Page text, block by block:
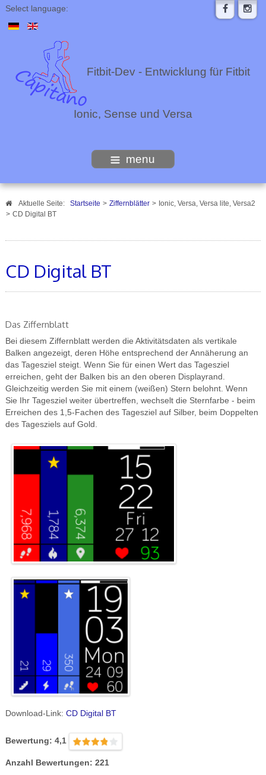
Select language:
Fitbit-Dev - Entwicklung für Fitbit
Ionic, Sense und Versa
menu
Aktuelle Seite: Startseite > Ziffernblätter > Ionic, Versa, Versa lite, Versa2
> CD Digital BT
CD Digital BT
Das Ziffernblatt
Bei diesem Ziffernblatt werden die Aktivitätsdaten als vertikale
Balken angezeigt, deren Höhe entsprechend der Annäherung an
das Tagesziel steigt. Wenn Sie für einen Wert das Tagesziel
erreichen, geht der Balken bis an den oberen Displayrand.
Gleichzeitig werden Sie mit einem (weißen) Stern belohnt. Wenn
Sie Ihr Tagesziel weiter übertreffen, wechselt die Sternfarbe - beim
Erreichen des 1,5-Fachen des Tagesziel auf Silber, beim Doppelten
des Tagesziels auf Gold.
Download-Link: CD Digital BT
Bewertung: 4,1
Anzahl Bewertungen: 221